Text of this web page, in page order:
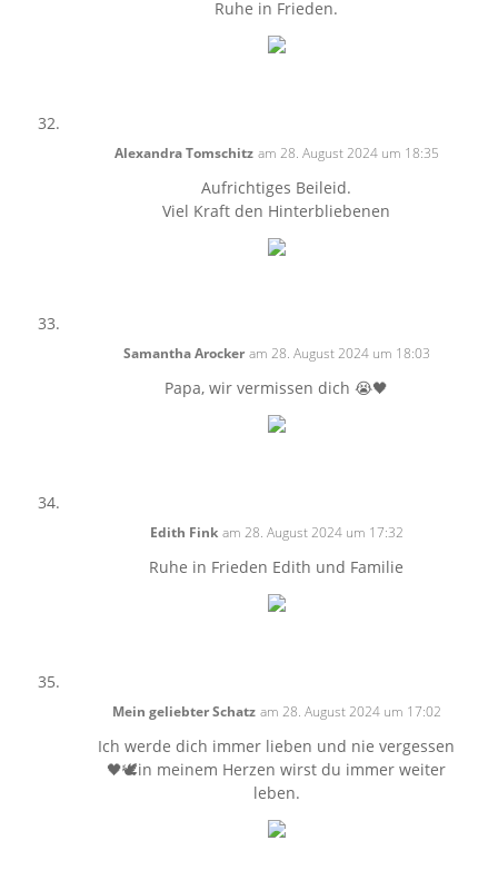
Ruhe in Frieden.
Alexandra Tomschitz am 28. August 2024 um 18:35
Aufrichtiges Beileid.
Viel Kraft den Hinterbliebenen
Samantha Arocker am 28. August 2024 um 18:03
Papa, wir vermissen dich 😭🖤
Edith Fink am 28. August 2024 um 17:32
Ruhe in Frieden Edith und Familie
Mein geliebter Schatz am 28. August 2024 um 17:02
Ich werde dich immer lieben und nie vergessen
🖤🕊in meinem Herzen wirst du immer weiter
leben.